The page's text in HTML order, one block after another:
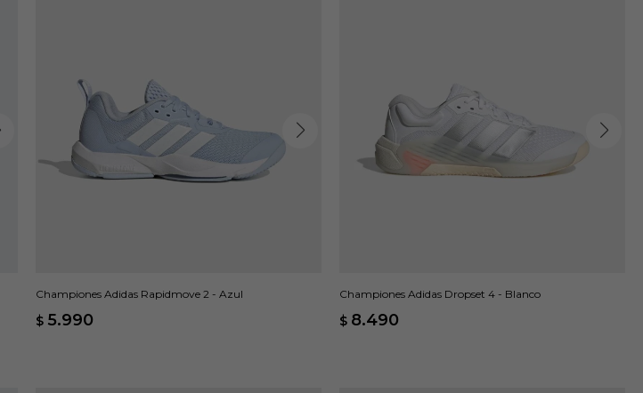
Championes Adidas Rapidmove 2 - Azul
$ 5.990
Championes Adidas Dropset 4 - Blanco
$ 8.490